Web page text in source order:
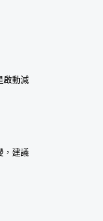
啟動減
，建議